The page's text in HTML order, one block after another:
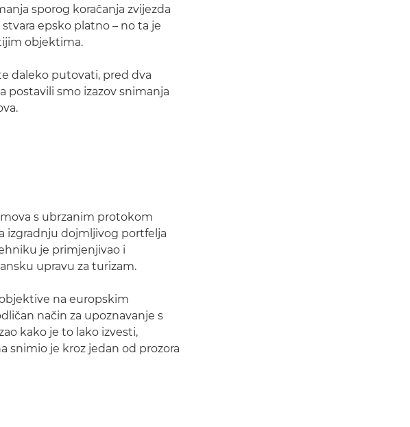
sporog koračanja zvijezda
epsko platno – no ta je
objektima.
daleko putovati, pred dva
smo izazov snimanja
s ubrzanim protokom
izgradnju dojmljivog portfelja
je primjenjivao i
upravu za turizam.
na europskim
način za upoznavanje s
kako je to lako izvesti,
snimio je kroz jedan od prozora